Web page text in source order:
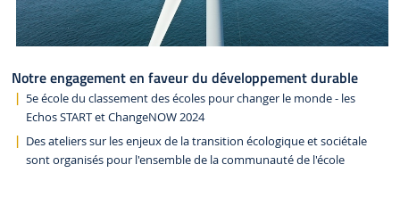
Notre engagement en faveur du développement durable
5e école du classement des écoles pour changer le monde - les
Echos START et ChangeNOW 2024
Des ateliers sur les enjeux de la transition écologique et sociétale
sont organisés pour l'ensemble de la communauté de l'école